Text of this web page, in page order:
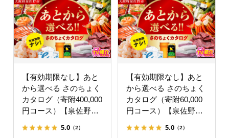
【有効期限なし】あと
から選べる さのちょく
カタログ（寄附400,000
円コース）【泉佐野市
以上 高評価 肉 ビール
5.0 （2）
【有効期限なし】あと
から選べる さのちょく
カタログ（寄附60,000
円コース）【泉佐野市
以上 高評価 肉 ビール
5.0 （2）